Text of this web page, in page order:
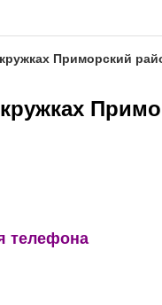
Приморский
телефона